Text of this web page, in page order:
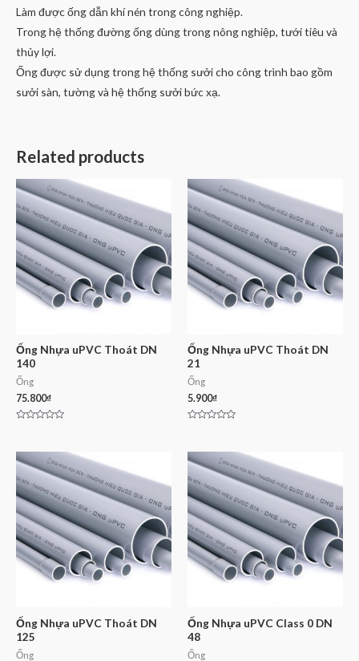
Làm được ống dẫn khí nén trong công nghiệp.
Trong hệ thống đường ống dùng trong nông nghiệp, tưới tiêu và
thủy lợi.
Ống được sử dụng trong hệ thống sưởi cho công trình bao gồm
sưởi sàn, tường và hệ thống sưởi bức xạ.
Related products
Ống Nhựa uPVC Thoát DN
140
Ống
75.800₫
of
5
Ống Nhựa uPVC Thoát DN
21
Ống
5.900₫
of
5
Ống Nhựa uPVC Thoát DN
125
Ống
Ống Nhựa uPVC Class 0 DN
48
Ống